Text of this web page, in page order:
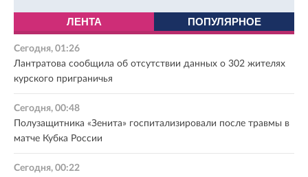
ЛЕНТА ПОПУЛЯРНОЕ
Сегодня, 01:26
Лантратова сообщила об отсутствии данных о 302 жителях
курского приграничья
Сегодня, 00:48
Полузащитника «Зенита» госпитализировали после травмы в
матче Кубка России
Сегодня, 00:22